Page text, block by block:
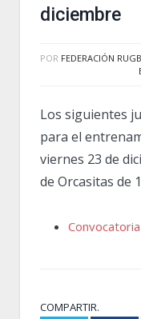
diciembre
POR FEDERACIÓN
Los siguientes
para el
viernes 23 de
de Orcasitas de
COMPARTIR.